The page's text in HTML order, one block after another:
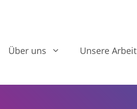
Über uns Unsere Arbeit